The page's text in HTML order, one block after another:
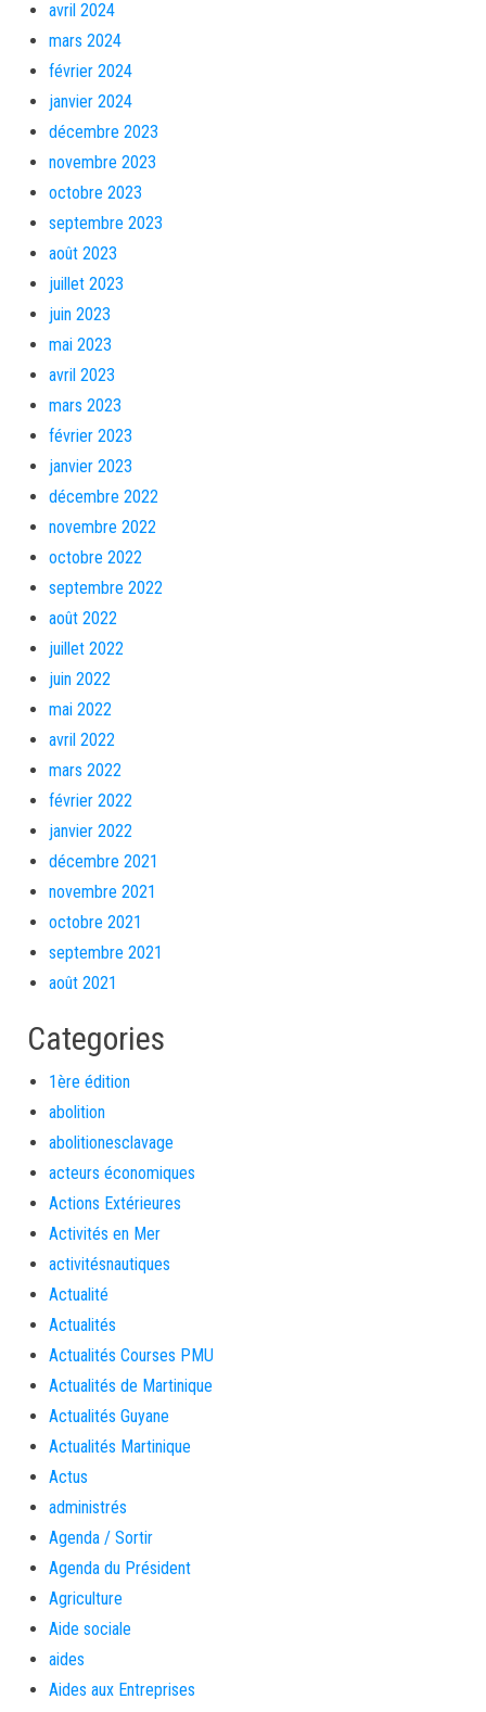
avril 2024
mars 2024
février 2024
janvier 2024
décembre 2023
novembre 2023
octobre 2023
septembre 2023
août 2023
juillet 2023
juin 2023
mai 2023
avril 2023
mars 2023
février 2023
janvier 2023
décembre 2022
novembre 2022
octobre 2022
septembre 2022
août 2022
juillet 2022
juin 2022
mai 2022
avril 2022
mars 2022
février 2022
janvier 2022
décembre 2021
novembre 2021
octobre 2021
septembre 2021
août 2021
Categories
1ère édition
abolition
abolitionesclavage
acteurs économiques
Actions Extérieures
Activités en Mer
activitésnautiques
Actualité
Actualités
Actualités Courses PMU
Actualités de Martinique
Actualités Guyane
Actualités Martinique
Actus
administrés
Agenda / Sortir
Agenda du Président
Agriculture
Aide sociale
aides
Aides aux Entreprises